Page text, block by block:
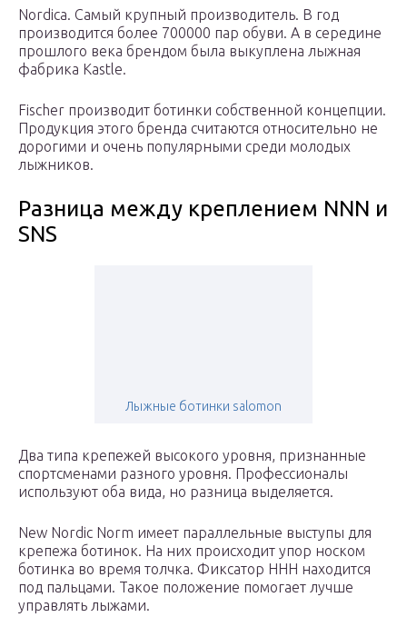
Nordica. Самый крупный производитель. В год
производится более 700000 пар обуви. А в середине
прошлого века брендом была выкуплена лыжная
фабрика Kastle.
Fischer производит ботинки собственной концепции.
Продукция этого бренда считаются относительно не
дорогими и очень популярными среди молодых
лыжников.
Разница между креплением NNN и
SNS
Лыжные ботинки salomon
Два типа крепежей высокого уровня, признанные
спортсменами разного уровня. Профессионалы
используют оба вида, но разница выделяется.
New Nordic Norm имеет параллельные выступы для
крепежа ботинок. На них происходит упор носком
ботинка во время толчка. Фиксатор ННН находится
под пальцами. Такое положение помогает лучше
управлять лыжами.